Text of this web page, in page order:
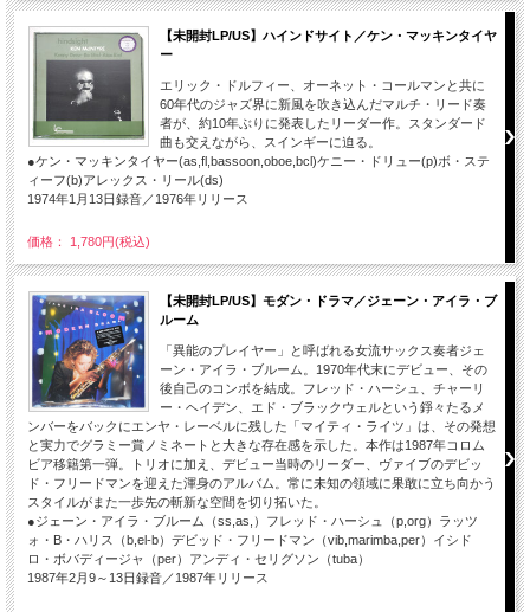
【未開封LP/US】ハインドサイト／ケン・マッキンタイヤ
ー
エリック・ドルフィー、オーネット・コールマンと共に
60年代のジャズ界に新風を吹き込んだマルチ・リード奏
者が、約10年ぶりに発表したリーダー作。スタンダード
曲も交えながら、スインギーに迫る。
●ケン・マッキンタイヤー(as,fl,bassoon,oboe,bcl)ケニー・ドリュー(p)ボ・ステ
ィーフ(b)アレックス・リール(ds)
1974年1月13日録音／1976年リリース
価格： 1,780円(税込)
【未開封LP/US】モダン・ドラマ／ジェーン・アイラ・ブ
ルーム
「異能のプレイヤー」と呼ばれる女流サックス奏者ジェ
ーン・アイラ・ブルーム。1970年代末にデビュー、その
後自己のコンボを結成。フレッド・ハーシュ、チャーリ
ー・ヘイデン、エド・ブラックウェルという錚々たるメ
ンバーをバックにエンヤ・レーベルに残した「マイティ・ライツ」は、その発想
と実力でグラミー賞ノミネートと大きな存在感を示した。本作は1987年コロム
ビア移籍第一弾。トリオに加え、デビュー当時のリーダー、ヴァイブのデビッ
ド・フリードマンを迎えた渾身のアルバム。常に未知の領域に果敢に立ち向かう
スタイルがまた一歩先の斬新な空間を切り拓いた。
●ジェーン・アイラ・ブルーム（ss,as,）フレッド・ハーシュ（p,org）ラッツ
ォ・B・ハリス（b,el-b）デビッド・フリードマン（vib,marimba,per）イシド
ロ・ボバディージャ（per）アンディ・セリグソン（tuba）
1987年2月9～13日録音／1987年リリース